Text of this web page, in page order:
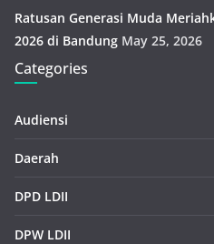
Ratusan Generasi Muda
2026 di Bandung May 25, 2026
Categories
Audiensi
Daerah
DPD LDII
DPW LDII